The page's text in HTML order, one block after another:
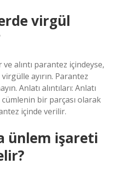
virgül
alıntı parantez içindeyse,
virgülle ayırın. Parantez
Anlatı alıntıları: Anlatı
cümlenin bir parçası olarak
içinde verilir.
ünlem işareti